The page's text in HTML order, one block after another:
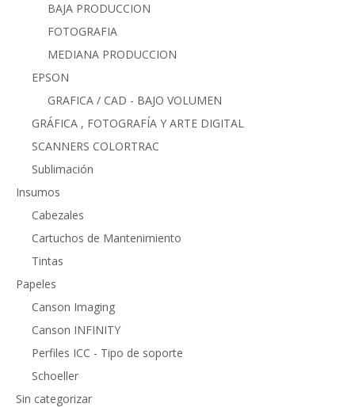
BAJA PRODUCCION
FOTOGRAFIA
MEDIANA PRODUCCION
EPSON
GRAFICA / CAD - BAJO VOLUMEN
GRÁFICA , FOTOGRAFÍA Y ARTE DIGITAL
SCANNERS COLORTRAC
Sublimación
Insumos
Cabezales
Cartuchos de Mantenimiento
Tintas
Papeles
Canson Imaging
Canson INFINITY
Perfiles ICC - Tipo de soporte
Schoeller
Sin categorizar